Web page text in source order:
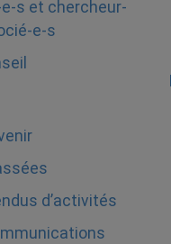
s et chercheur-
e-s
d’activités